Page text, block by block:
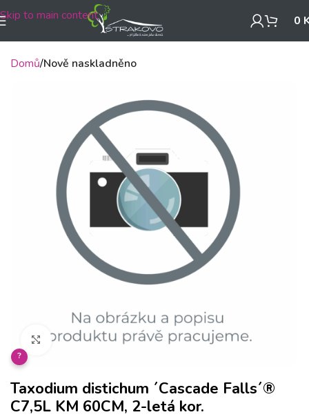
Skip to main content 0
Domů Nově naskladněno
Klikněte pro zvětšení
?
Taxodium distichum ´Cascade Falls´®
C7,5L KM 60CM, 2-letá kor.